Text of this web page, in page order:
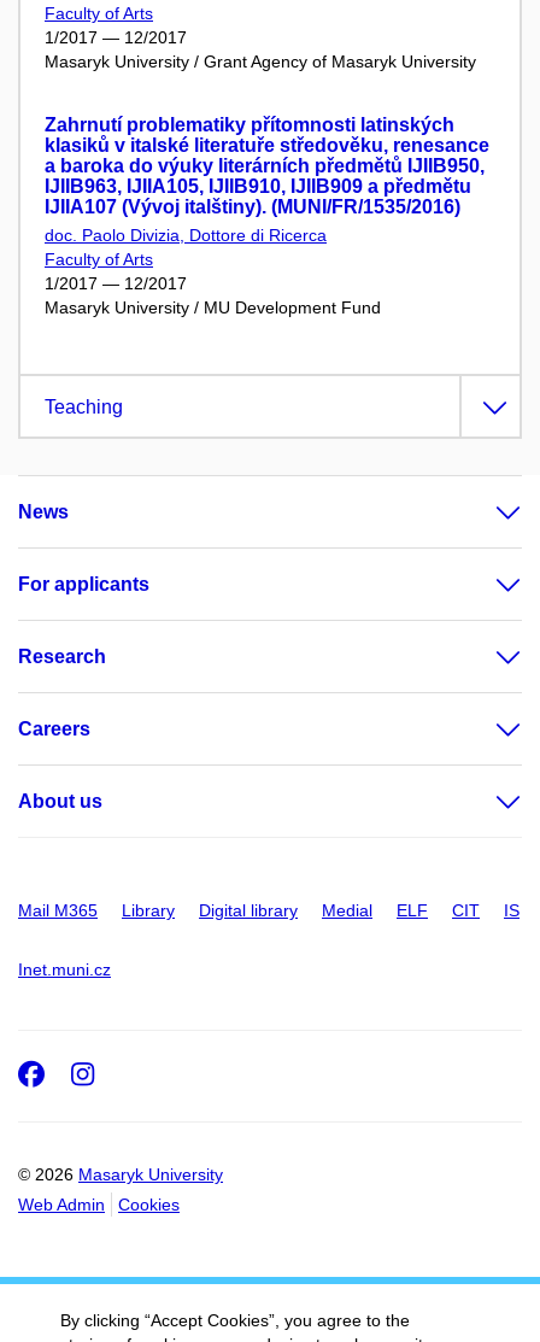
Faculty of Arts
1/2017 — 12/2017
Masaryk University / Grant Agency of Masaryk University
Zahrnutí problematiky přítomnosti latinských
klasiků v italské literatuře středověku, renesance
a baroka do výuky literárních předmětů IJIIB950,
IJIIB963, IJIIA105, IJIIB910, IJIIB909 a předmětu
IJIIA107 (Vývoj italštiny). (MUNI/FR/1535/2016)
doc. Paolo Divizia, Dottore di Ricerca
Faculty of Arts
1/2017 — 12/2017
Masaryk University / MU Development Fund
Teaching
News
For applicants
Research
Careers
About us
Mail M365 Library Digital library Medial ELF CIT IS
Inet.muni.cz
© 2026 Masaryk University
Web Admin
Cookies
Facebook
Instagram
By clicking “Accept Cookies”, you agree to the